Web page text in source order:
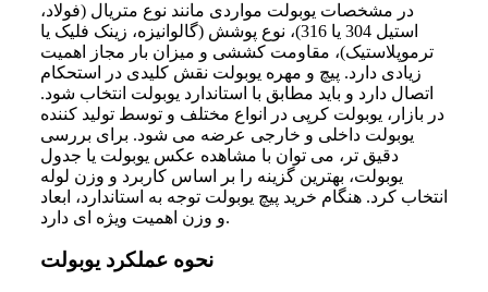
در مشخصات یوبولت مواردی مانند نوع متریال (فولاد،
استیل 304 یا 316)، نوع پوشش (گالوانیزه، زینک فلیک یا
ترموپلاستیک)، مقاومت کششی و میزان بار مجاز اهمیت
زیادی دارد. پیچ و مهره یوبولت نقش کلیدی در استحکام
اتصال دارد و باید مطابق با استاندارد یوبولت انتخاب شود.
در بازار، یوبولت کرپی در انواع مختلف و توسط تولید کننده
یوبولت داخلی و خارجی عرضه می‌ شود. برای بررسی
دقیق‌ تر، می‌ توان با مشاهده عکس یوبولت یا جدول
یوبولت، بهترین گزینه را بر اساس کاربرد و وزن لوله
انتخاب کرد. هنگام خرید پیچ یوبولت توجه به استاندارد، ابعاد
و وزن اهمیت ویژه‌ ای دارد.
نحوه عملکرد یوبولت